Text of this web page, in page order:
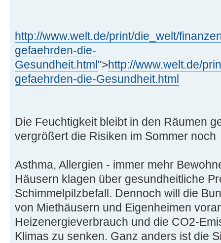
http://www.welt.de/print/die_welt/
gefaehrden-die-
Gesundheit.html">http://www.welt.de/
gefaehrden-die-Gesundheit.html
Die Feuchtigkeit bleibt in den Räumen
vergrößert die Risiken im Sommer noch
Asthma, Allergien - immer mehr
Häusern klagen über gesundheitliche
Schimmelpilzbefall. Dennoch will die
von Miethäusern und Eigenheimen
Heizenergieverbrauch und die CO2-
Klimas zu senken. Ganz anders ist die